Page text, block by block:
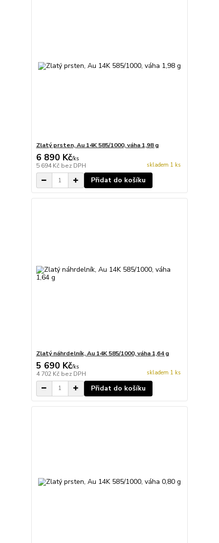
Zlatý prsten, Au 14K 585/1000, váha 1,98 g
6 890 Kč/ks
5 694 Kč bez DPH skladem 1 ks
Přidat do košíku
Zlatý náhrdelník, Au 14K 585/1000, váha 1,64 g
5 690 Kč/ks
4 702 Kč bez DPH skladem 1 ks
Přidat do košíku